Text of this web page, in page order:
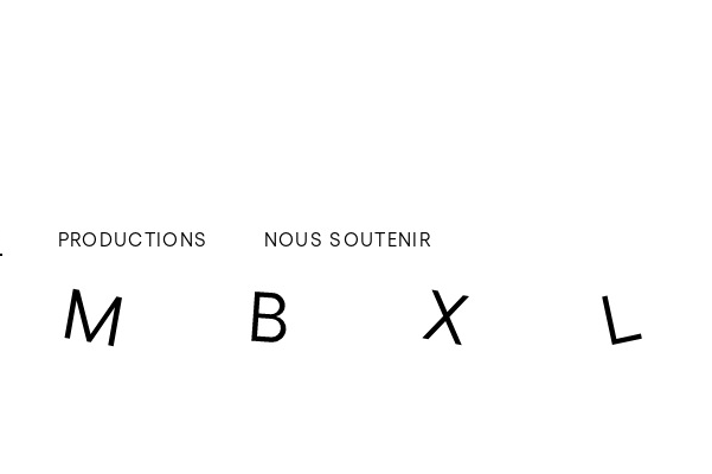
PRODUCTIONS NOUS SOUTENIR